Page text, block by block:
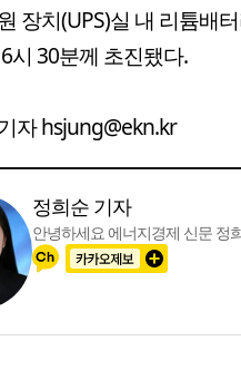
장치(UPS)실 내 리튬배
시 30분께 초진됐다.
자 hsjung@ekn.kr
정희순 기자
안녕하세요 에너지경제 신문 정